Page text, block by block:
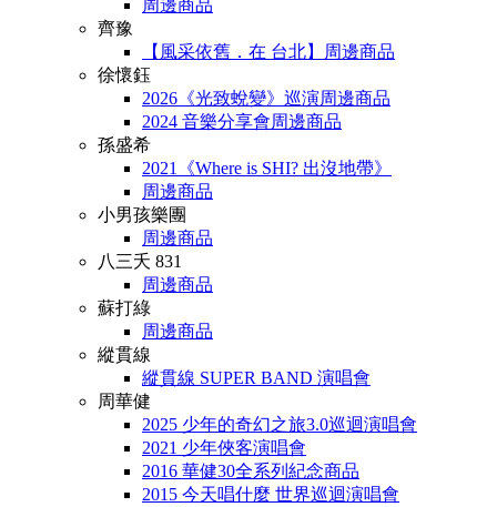
周邊商品
齊豫
【風采依舊．在 台北】周邊商品
徐懷鈺
2026《光致蛻變》巡演周邊商品
2024 音樂分享會周邊商品
孫盛希
2021《Where is SHI? 出沒地帶》
周邊商品
小男孩樂團
周邊商品
八三夭 831
周邊商品
蘇打綠
周邊商品
縱貫線
縱貫線 SUPER BAND 演唱會
周華健
2025 少年的奇幻之旅3.0巡迴演唱會
2021 少年俠客演唱會
2016 華健30全系列紀念商品
2015 今天唱什麼 世界巡迴演唱會